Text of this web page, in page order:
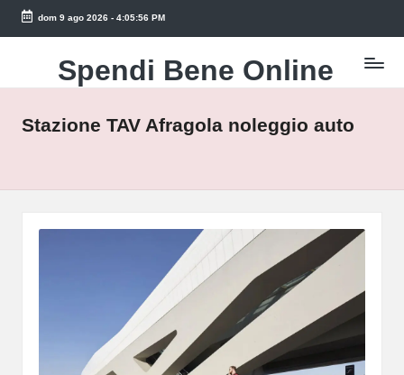
Skip
dom 9 ago 2026- 4:05:56 PM
Spendi Bene Online
Trova
le
Offerte
Stazione TAV Afragola noleggio auto